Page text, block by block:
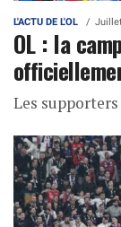
L'ACTU DE L'OL
OL : la
Les